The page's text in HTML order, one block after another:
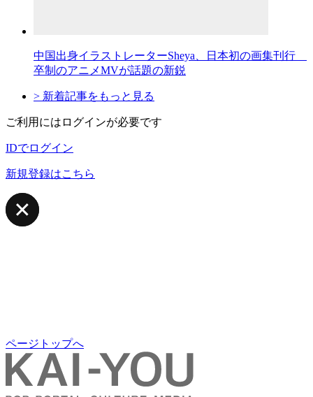
中国出身イラストレーターSheya、日本初の画集刊行
卒制のアニメMVが話題の新鋭
> 新着記事をもっと見る
ご利用にはログインが必要です
IDでログイン
新規登録はこちら
ページトップへ